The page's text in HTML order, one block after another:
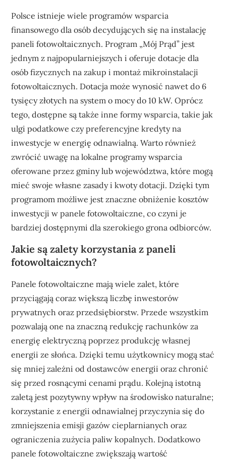
Polsce istnieje wiele programów wsparcia
finansowego dla osób decydujących się na instalację
paneli fotowoltaicznych. Program „Mój Prąd” jest
jednym z najpopularniejszych i oferuje dotacje dla
osób fizycznych na zakup i montaż mikroinstalacji
fotowoltaicznych. Dotacja może wynosić nawet do 6
tysięcy złotych na system o mocy do 10 kW. Oprócz
tego, dostępne są także inne formy wsparcia, takie jak
ulgi podatkowe czy preferencyjne kredyty na
inwestycje w energię odnawialną. Warto również
zwrócić uwagę na lokalne programy wsparcia
oferowane przez gminy lub województwa, które mogą
mieć swoje własne zasady i kwoty dotacji. Dzięki tym
programom możliwe jest znaczne obniżenie kosztów
inwestycji w panele fotowoltaiczne, co czyni je
bardziej dostępnymi dla szerokiego grona odbiorców.
Jakie są zalety korzystania z paneli
fotowoltaicznych?
Panele fotowoltaiczne mają wiele zalet, które
przyciągają coraz większą liczbę inwestorów
prywatnych oraz przedsiębiorstw. Przede wszystkim
pozwalają one na znaczną redukcję rachunków za
energię elektryczną poprzez produkcję własnej
energii ze słońca. Dzięki temu użytkownicy mogą stać
się mniej zależni od dostawców energii oraz chronić
się przed rosnącymi cenami prądu. Kolejną istotną
zaletą jest pozytywny wpływ na środowisko naturalne;
korzystanie z energii odnawialnej przyczynia się do
zmniejszenia emisji gazów cieplarnianych oraz
ograniczenia zużycia paliw kopalnych. Dodatkowo
panele fotowoltaiczne zwiększają wartość